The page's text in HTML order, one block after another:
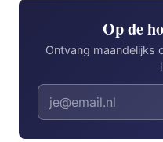
Op de
Ontvang maandelijks